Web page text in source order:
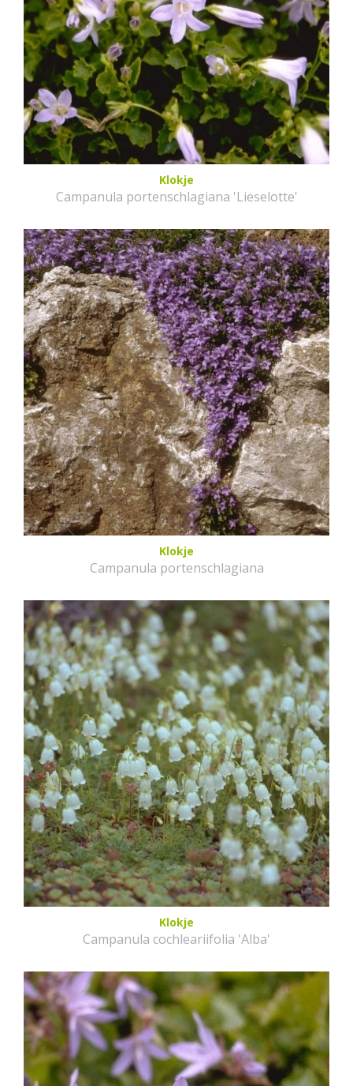
Klokje
Campanula portenschlagiana 'Lieselotte'
Klokje
Campanula portenschlagiana
Klokje
Campanula cochleariifolia 'Alba'